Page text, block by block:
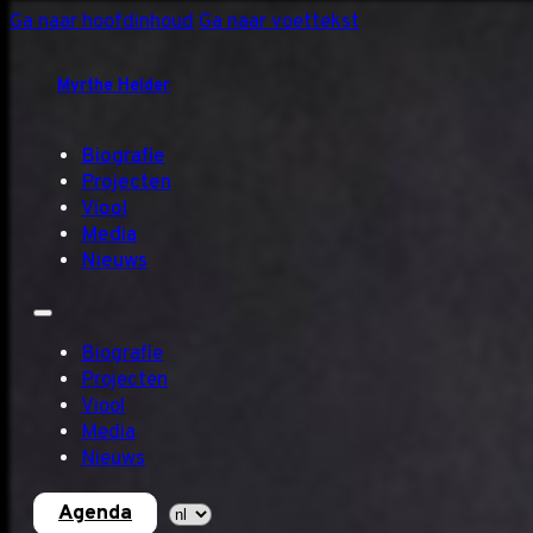
Ga naar hoofdinhoudGa naar voettekst
Myrthe Helder
Biografie
Projecten
Viool
Media
Nieuws
Biografie
Projecten
Viool
Media
Nieuws
Agenda